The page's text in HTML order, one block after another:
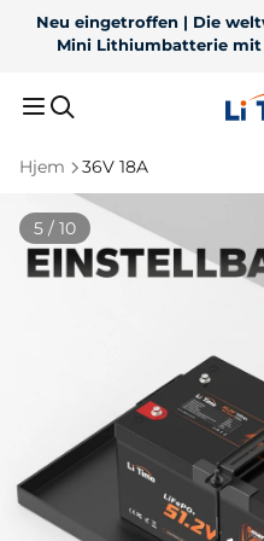
Neu eingetroffen | Die
Mini Lithiumbatterie
Empfohlene Ergebnisse
136V 50Ah Bluetooth
LiFePO4 til 100lb
Hjem 36V 18A
5 / 10